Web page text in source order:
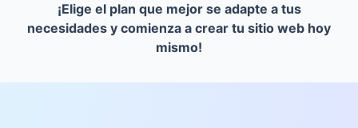
¡Elige el plan que mejor se adapte a tus
necesidades y comienza a crear tu sitio web hoy
mismo!